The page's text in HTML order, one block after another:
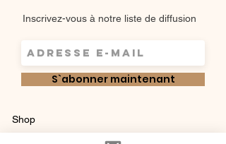
Inscrivez-vous à notre liste de diffusion
S`abonner maintenant
Shop